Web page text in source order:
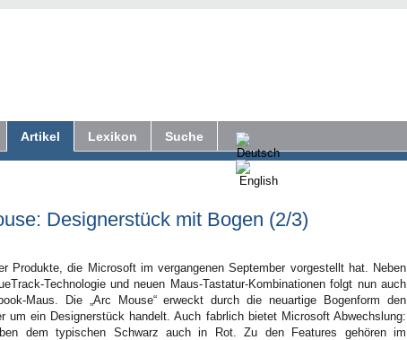
Artikel Lexikon Suche
Designerstück mit Bogen (2/3)
Produkte, die Microsoft im vergangenen September vorgestellt hat. Neben
Technologie und neuen Maus-Tastatur-Kombinationen folgt nun auch
Maus. Die „Arc Mouse“ erweckt durch die neuartige Bogenform den
um ein Designerstück handelt. Auch fabrlich bietet Microsoft Abwechslung:
dem typischen Schwarz auch in Rot. Zu den Features gehören im